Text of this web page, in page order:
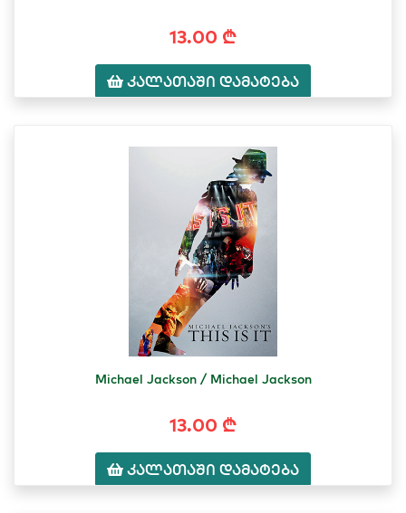
13.00 ₾
კალათაში დამატება
Michael Jackson / Michael Jackson
13.00 ₾
კალათაში დამატება